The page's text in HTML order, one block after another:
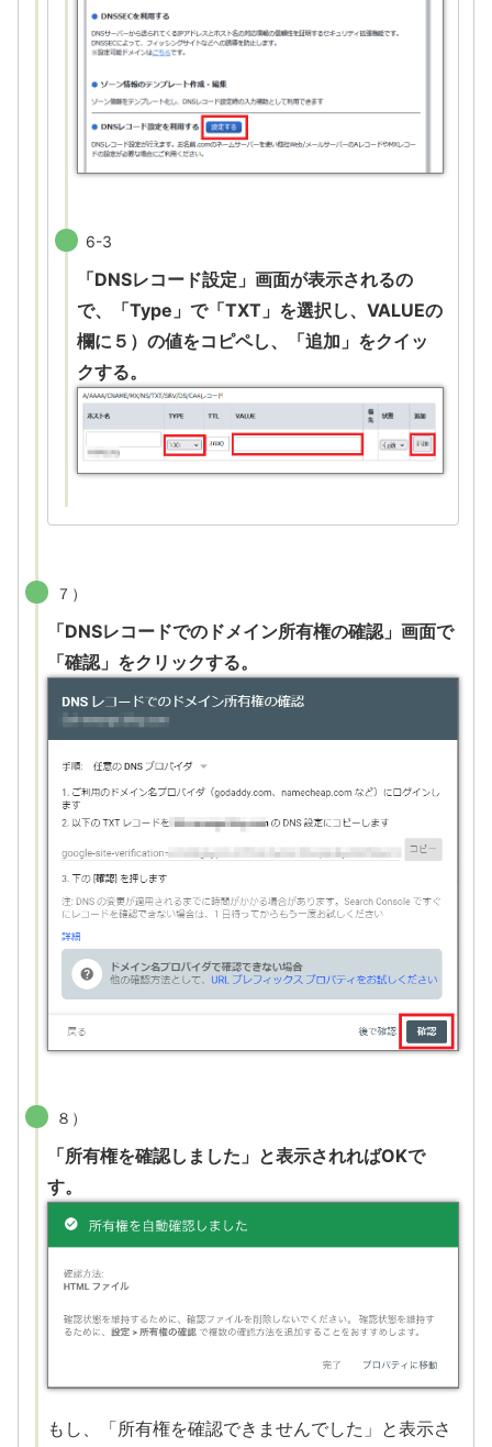
6-3
「DNSレコード設定」画面が表示されるの
で、「Type」で「TXT」を選択し、VALUEの
欄に５）の値をコピペし、「追加」をクイッ
クする。
７）
「DNSレコードでのドメイン所有権の確認」画面で
「確認」をクリックする。
８）
「所有権を確認しました」と表示されればOKで
す。
もし、「所有権を確認できませんでした」と表示さ